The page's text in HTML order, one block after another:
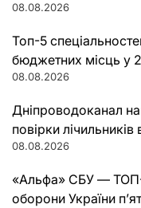
08.08.2026
Топ-5
бюджетних місць у
08.08.2026
Дніпроводоканал
повірки лічильників
08.08.2026
«Альфа» СБУ — ТОП-
оборони України